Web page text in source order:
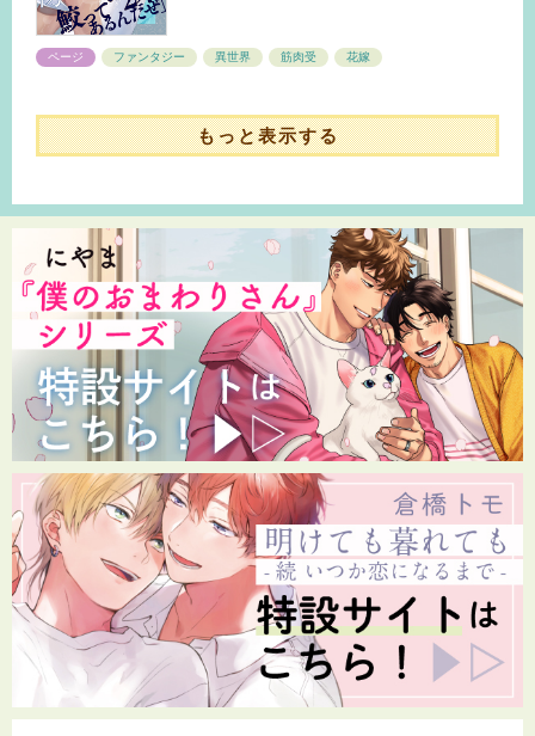
ページ ファンタジー 異世界 筋肉受 花嫁
もっと表示する